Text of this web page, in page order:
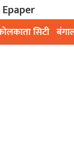
Epaper
सिटी